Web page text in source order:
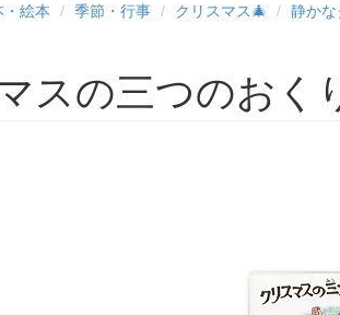
・絵本 季節・行事 クリスマス🎄 静かな
スの三つのおく